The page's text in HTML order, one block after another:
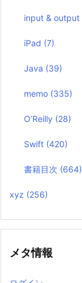
input & output
iPad (7)
Java (39)
memo (335)
O’Reilly (28)
Swift (420)
書籍目次 (664)
xyz (256)
メタ情報